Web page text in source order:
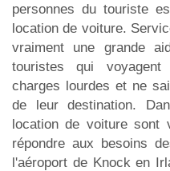
personnes du touriste
location de voiture.
vraiment une grande
touristes qui
charges lourdes et ne
de leur destination.
location de voiture sont
répondre aux besoins
l'aéroport de Knock en